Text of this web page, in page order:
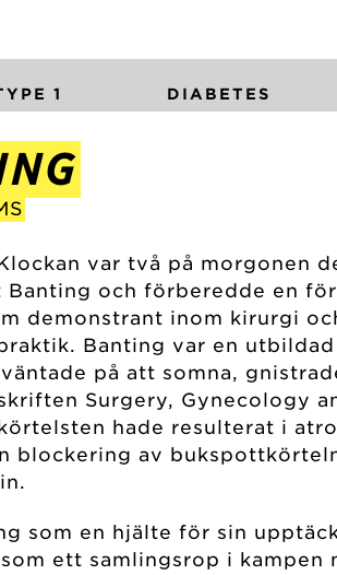
1 DIABETES
var två på morgonen
Banting och förberedde en
demonstrant inom kirurgi
Banting var en
på att somna,
Surgery, Gynecology
hade resulterat i
blockering av
som en hjälte för sin
ett samlingsrop i